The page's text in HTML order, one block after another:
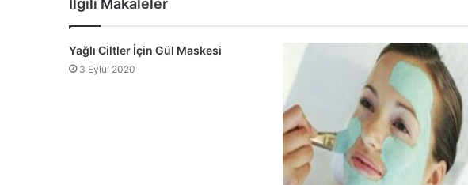
İlgili Makaleler
Yağlı Ciltler İçin Gül Maskesi
3 Eylül 2020